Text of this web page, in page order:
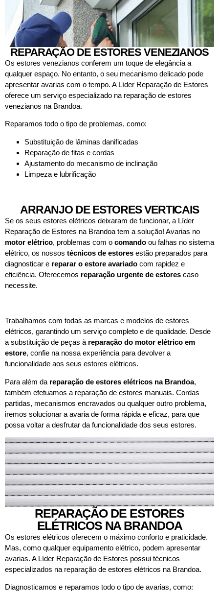
REPARAÇÃO DE ESTORES VENEZIANOS
Os estores venezianos conferem um toque de elegância a
qualquer espaço. No entanto, o seu mecanismo delicado pode
apresentar avarias com o tempo. A Líder Reparação de Estores
oferece um serviço especializado na reparação de estores
venezianos na Brandoa.
Reparamos todo o tipo de problemas, como:
Substituição de lâminas danificadas
Reparação de fitas e cordas
Ajustamento do mecanismo de inclinação
Limpeza e lubrificação
ARRANJO DE ESTORES VERTICAIS
Se os seus estores elétricos deixaram de funcionar, a Líder
Reparação de Estores na Brandoa tem a solução! Avarias no
motor elétrico, problemas com o comando ou falhas no sistema
elétrico, os nossos técnicos de estores estão preparados para
diagnosticar e reparar o estore avariado com rapidez e
eficiência. Oferecemos reparação urgente de estores caso
necessite.
Trabalhamos com todas as marcas e modelos de estores
elétricos, garantindo um serviço completo e de qualidade. Desde
a substituição de peças à reparação do motor elétrico em
estore, confie na nossa experiência para devolver a
funcionalidade aos seus estores elétricos.
Para além da reparação de estores elétricos na Brandoa,
também efetuamos a reparação de estores manuais. Cordas
partidas, mecanismos encravados ou qualquer outro problema,
iremos solucionar a avaria de forma rápida e eficaz, para que
possa voltar a desfrutar da funcionalidade dos seus estores.
REPARAÇÃO DE ESTORES
ELÉTRICOS NA BRANDOA
Os estores elétricos oferecem o máximo conforto e praticidade.
Mas, como qualquer equipamento elétrico, podem apresentar
avarias. A Líder Reparação de Estores possui técnicos
especializados na reparação de estores elétricos na Brandoa.
Diagnosticamos e reparamos todo o tipo de avarias, como: